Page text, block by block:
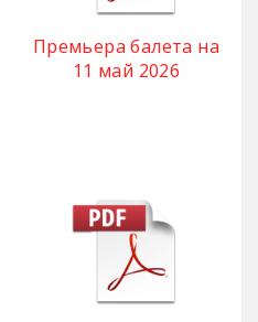
Премьера балета на
11 май 2026